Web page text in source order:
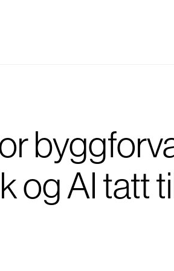
og AI tatt